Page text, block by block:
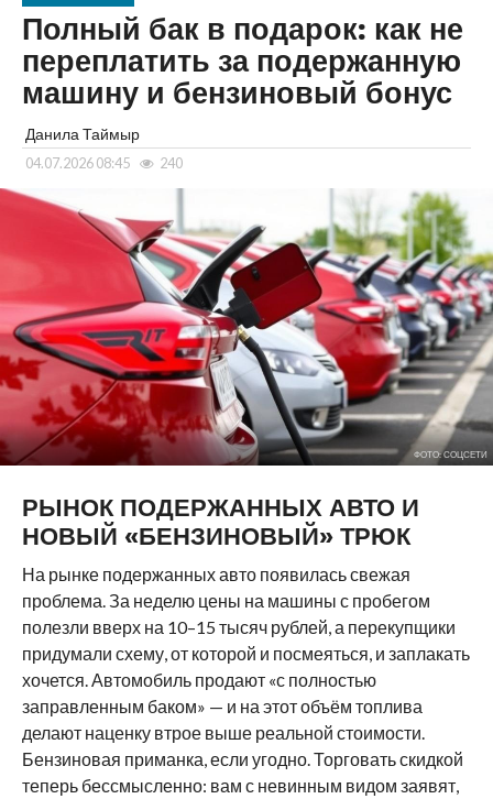
Полный бак в подарок: как не
переплатить за подержанную
машину и бензиновый бонус
Данила Таймыр
04.07.2026 08:45 240
ФОТО: СОЦСЕТИ
РЫНОК ПОДЕРЖАННЫХ АВТО И
НОВЫЙ «БЕНЗИНОВЫЙ» ТРЮК
На рынке подержанных авто появилась свежая
проблема. За неделю цены на машины с пробегом
полезли вверх на 10–15 тысяч рублей, а перекупщики
придумали схему, от которой и посмеяться, и заплакать
хочется. Автомобиль продают «с полностью
заправленным баком» — и на этот объём топлива
делают наценку втрое выше реальной стоимости.
Бензиновая приманка, если угодно. Торговать скидкой
теперь бессмысленно: вам с невинным видом заявят,